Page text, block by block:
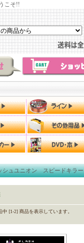
こそ!!
シュユニオン スピードキラー
中 [1-2] 商品を表示しています。